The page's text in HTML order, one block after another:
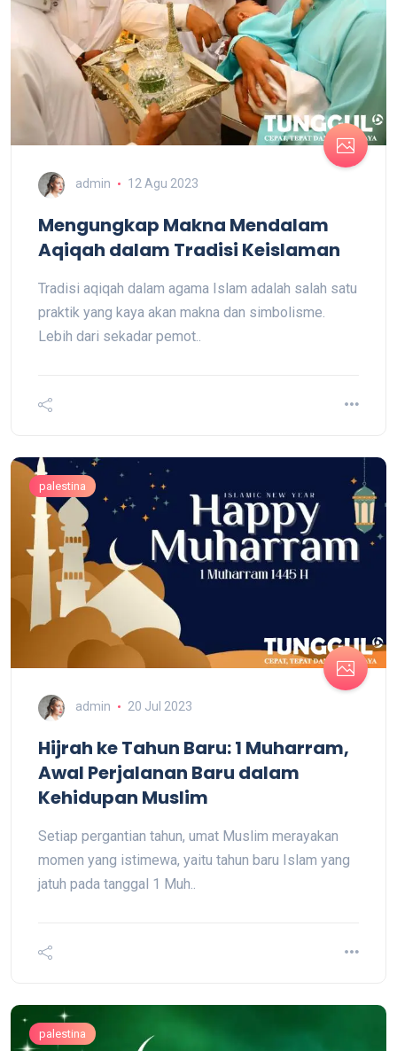
admin 12 Agu 2023
Mengungkap Makna Mendalam
Aqiqah dalam Tradisi Keislaman
Tradisi aqiqah dalam agama Islam adalah salah satu
praktik yang kaya akan makna dan simbolisme.
Lebih dari sekadar pemot..
palestina
admin 20 Jul 2023
Hijrah ke Tahun Baru: 1 Muharram,
Awal Perjalanan Baru dalam
Kehidupan Muslim
Setiap pergantian tahun, umat Muslim merayakan
momen yang istimewa, yaitu tahun baru Islam yang
jatuh pada tanggal 1 Muh..
palestina